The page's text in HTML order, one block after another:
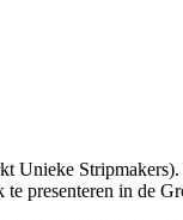
Unieke
presenteren in de